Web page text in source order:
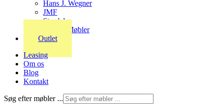
Hans J. Wegner
JMF
Stordal
Stouby Møbler
Outlet
Leasing
Om os
Blog
Kontakt
Søg efter møbler ...